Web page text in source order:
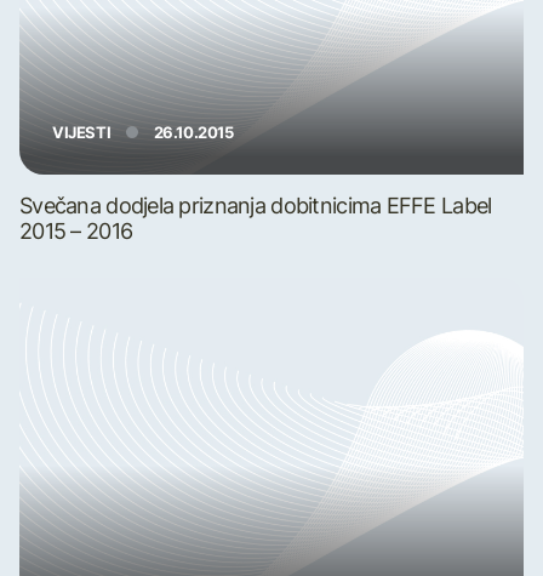
VIJESTI 26.10.2015
Svečana dodjela priznanja dobitnicima EFFE Label
2015 – 2016